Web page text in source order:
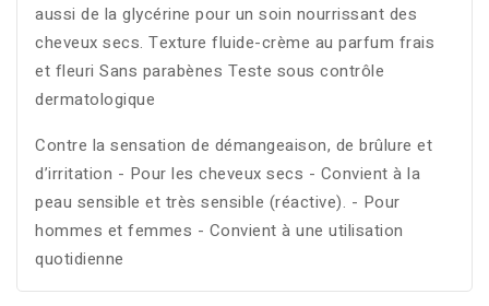
aussi de la glycérine pour un soin nourrissant des
cheveux secs. Texture fluide-crème au parfum frais
et fleuri Sans parabènes Teste sous contrôle
dermatologique
Contre la sensation de démangeaison, de brûlure et
d’irritation - Pour les cheveux secs - Convient à la
peau sensible et très sensible (réactive). - Pour
hommes et femmes - Convient à une utilisation
quotidienne